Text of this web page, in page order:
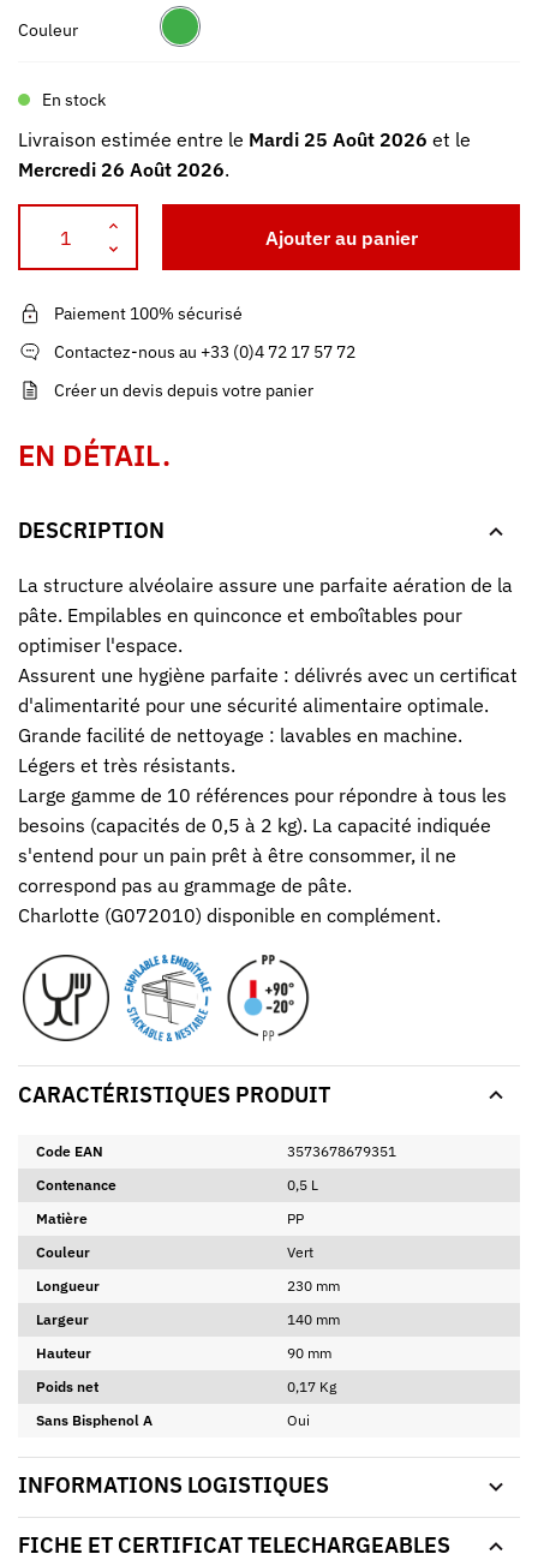
Couleur
En stock
Livraison estimée entre le Mardi 25 Août 2026 et le
Mercredi 26 Août 2026.
Ajouter au panier
Paiement 100% sécurisé
Contactez-nous au +33 (0)4 72 17 57 72
Créer un devis depuis votre panier
EN DÉTAIL.
DESCRIPTION
La structure alvéolaire assure une parfaite aération de la
pâte. Empilables en quinconce et emboîtables pour
optimiser l'espace.
Assurent une hygiène parfaite : délivrés avec un certificat
d'alimentarité pour une sécurité alimentaire optimale.
Grande facilité de nettoyage : lavables en machine.
Légers et très résistants.
Large gamme de 10 références pour répondre à tous les
besoins (capacités de 0,5 à 2 kg). La capacité indiquée
s'entend pour un pain prêt à être consommer, il ne
correspond pas au grammage de pâte.
Charlotte (G072010) disponible en complément.
CARACTÉRISTIQUES PRODUIT
Code EAN
3573678679351
Contenance
0,5 L
Matière
PP
Couleur
Vert
Longueur
230 mm
Largeur
140 mm
Hauteur
90 mm
Poids net
0,17 Kg
Sans Bisphenol A
Oui
INFORMATIONS LOGISTIQUES
FICHE ET CERTIFICAT TELECHARGEABLES